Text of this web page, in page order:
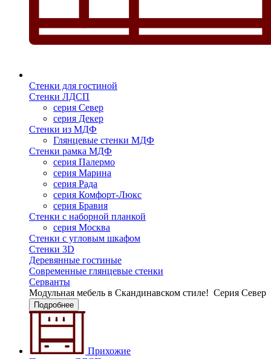
Стенки для гостиной
Стенки ЛДСП
серия Север
серия Декер
Стенки из МДФ
Глянцевые стенки МДФ
Стенки рамка МДФ
серия Палермо
серия Марина
серия Рада
серия Комфорт-Люкс
серия Бравия
Стенки с наборной планкой
серия Москва
Стенки с угловым шкафом
Стенки 3D
Деревянные гостиные
Современные глянцевые стенки
Серванты
Модульная мебель в Скандинавском стиле! Серия Север
Подробнее
Прихожие